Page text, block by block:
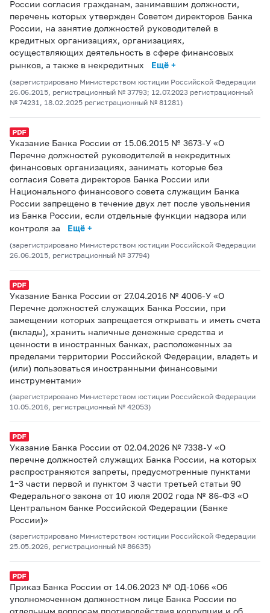
России согласия гражданам, занимавшим должности,
перечень которых утвержден Советом директоров Банка
России, на занятие должностей руководителей в
кредитных организациях, организациях,
осуществляющих деятельность в сфере финансовых
рынков, а также в некредитных
Ещё +
(зарегистрировано Министерством юстиции Российской Федерации
26.06.2015, регистрационный № 37793; 12.07.2023 регистрационный
№ 74231, 18.02.2025 регистрационный № 81281)
Указание Банка России от 15.06.2015 № 3673-У «О
Перечне должностей руководителей в некредитных
финансовых организациях, занимать которые без
согласия Совета директоров Банка России или
Национального финансового совета служащим Банка
России запрещено в течение двух лет после увольнения
из Банка России, если отдельные функции надзора или
контроля за
Ещё +
(зарегистрировано Министерством юстиции Российской Федерации
26.06.2015, регистрационный № 37794)
Указание Банка России от 27.04.2016 № 4006-У «О
Перечне должностей служащих Банка России, при
замещении которых запрещается открывать и иметь счета
(вклады), хранить наличные денежные средства и
ценности в иностранных банках, расположенных за
пределами территории Российской Федерации, владеть и
(или) пользоваться иностранными финансовыми
инструментами»
(зарегистрировано Министерством юстиции Российской Федерации
10.05.2016, регистрационный № 42053)
Указание Банка России от 02.04.2026 № 7338-У «О
перечне должностей служащих Банка России, на которых
распространяются запреты, предусмотренные пунктами
1–3 части первой и пунктом 3 части третьей статьи 90
Федерального закона от 10 июля 2002 года № 86-ФЗ «О
Центральном банке Российской Федерации (Банке
России)»
(зарегистрировано Министерством юстиции Российской Федерации
25.05.2026, регистрационный № 86635)
Приказ Банка России от 14.06.2023 № ОД-1066 «Об
уполномоченном должностном лице Банка России по
отдельным вопросам противодействия коррупции и об